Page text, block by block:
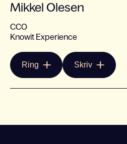
Mikkel Olesen
CCO
Knowit Experience
Ring Skriv